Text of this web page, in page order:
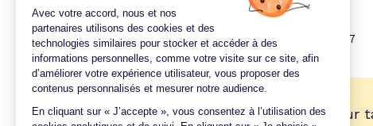
1 2 3 4 7
🎉 Trouvez votre prêt conso au meilleur